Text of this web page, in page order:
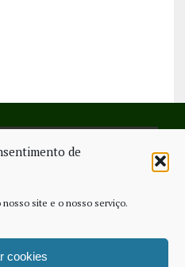
de
site e o nosso serviço.
cookies